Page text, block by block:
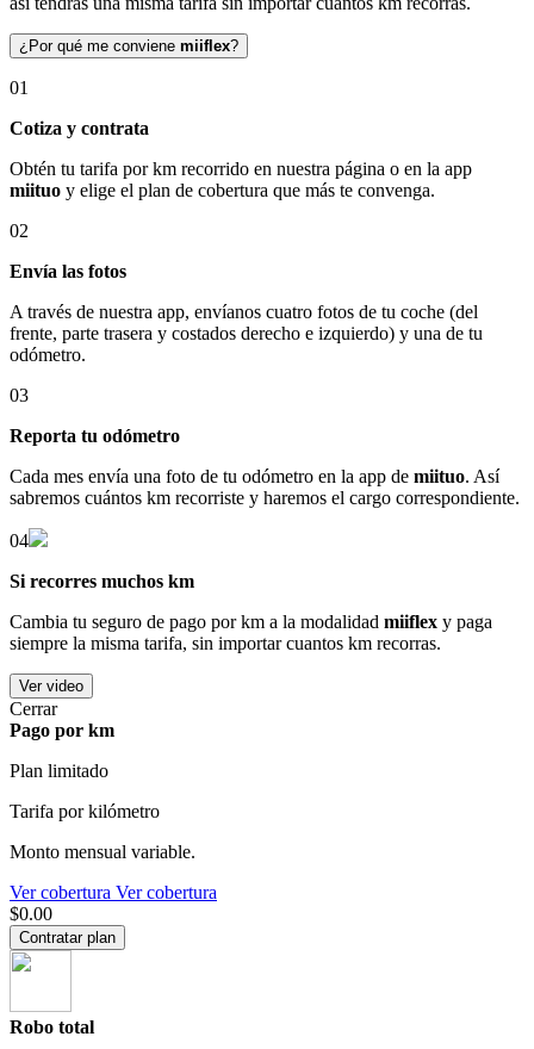
¿Por qué me conviene miiflex?
01
Cotiza y contrata
Obtén tu tarifa por km recorrido en nuestra página o en la app
miituo y elige el plan de cobertura que más te convenga.
02
Envía las fotos
A través de nuestra app, envíanos cuatro fotos de tu coche (del
frente, parte trasera y costados derecho e izquierdo) y una de tu
odómetro.
03
Reporta tu odómetro
Cada mes envía una foto de tu odómetro en la app de miituo. Así
sabremos cuántos km recorriste y haremos el cargo correspondiente.
04
Si recorres muchos km
Cambia tu seguro de pago por km a la modalidad miiflex y paga
siempre la misma tarifa, sin importar cuantos km recorras.
Ver video
Cerrar
Pago por km
Plan limitado
Tarifa por kilómetro
Monto mensual variable.
Ver cobertura Ver cobertura
$0.00
Contratar plan
Robo total